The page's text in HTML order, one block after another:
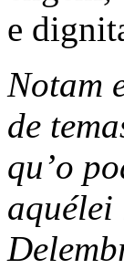
e
Notam
de
qu’o
aquélei